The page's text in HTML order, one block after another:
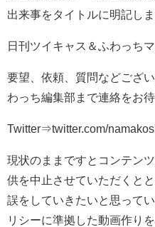
出来事をタイトルに明記し
日刊ツイキャス＆ふわっち
要望、依頼、質問などござ
わっち編集部まで連絡をお
Twitter⇒twitter.com/
現状のままですとコンテン
供を中止させていただくと
誤をしていきたいと思って
リシーに準拠した動画作り